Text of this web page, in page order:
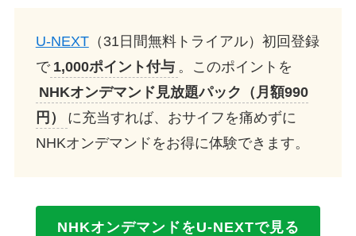
U-NEXT（31日間無料トライアル）初回登録
で 1,000ポイント付与 。このポイントを
NHKオンデマンド見放題パック（月額990
円）
に充当すれば、おサイフを痛めずに
NHKオンデマンドをお得に体験できます。
NHKオンデマンドをU-NEXTで見る